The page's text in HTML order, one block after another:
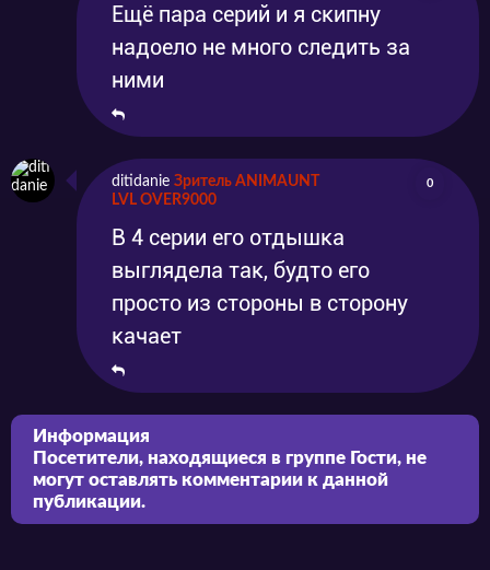
Ещё пара серий и я скипну
надоело не много следить за
ними
ditidanie Зритель ANIMAUNT
LVL OVER9000
0
В 4 серии его отдышка
выглядела так, будто его
просто из стороны в сторону
качает
Информация
Посетители, находящиеся в группе Гости, не
могут оставлять комментарии к данной
публикации.